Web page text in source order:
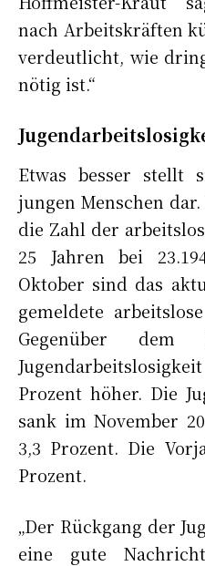
nach Arbeitskräften
verdeutlicht, wie
nötig ist.“
Etwas besser stellt
jungen Menschen
die Zahl der
25 Jahren bei
Oktober sind das
gemeldete
Gegenüber
Prozent höher. Die
sank im November
3,3 Prozent. Die
Prozent.
„Der Rückgang der
eine gute